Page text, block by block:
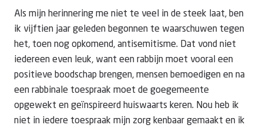
Als mijn herinnering me niet te veel in de steek laat, ben
ik vijftien jaar geleden begonnen te waarschuwen tegen
het, toen nog opkomend, antisemitisme. Dat vond niet
iedereen even leuk, want een rabbijn moet vooral een
positieve boodschap brengen, mensen bemoedigen en na
een rabbinale toespraak moet de goegemeente
opgewekt en geïnspireerd huiswaarts keren. Nou heb ik
niet in iedere toespraak mijn zorg kenbaar gemaakt en ik